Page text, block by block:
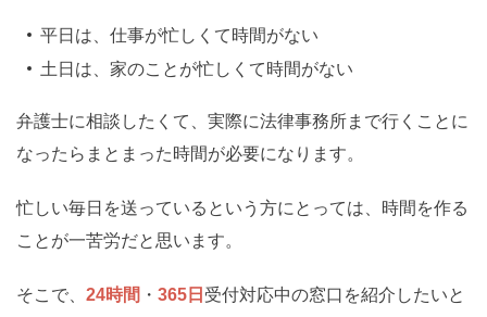
平日は、仕事が忙しくて時間がない
土日は、家のことが忙しくて時間がない
弁護士に相談したくて、実際に法律事務所まで行くことに
なったらまとまった時間が必要になります。
忙しい毎日を送っているという方にとっては、時間を作る
ことが一苦労だと思います。
そこで、 24時間 ・ 365日 受付対応中の窓口を紹介したいと